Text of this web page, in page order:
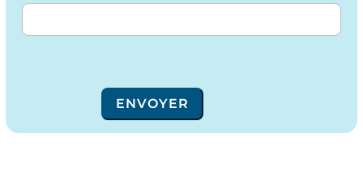
ENVOYER